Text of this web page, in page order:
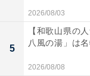
商品名
クレヨンしんちゃ
2026/08/03
5
【和歌山県の
八風の湯」は
2026/08/08